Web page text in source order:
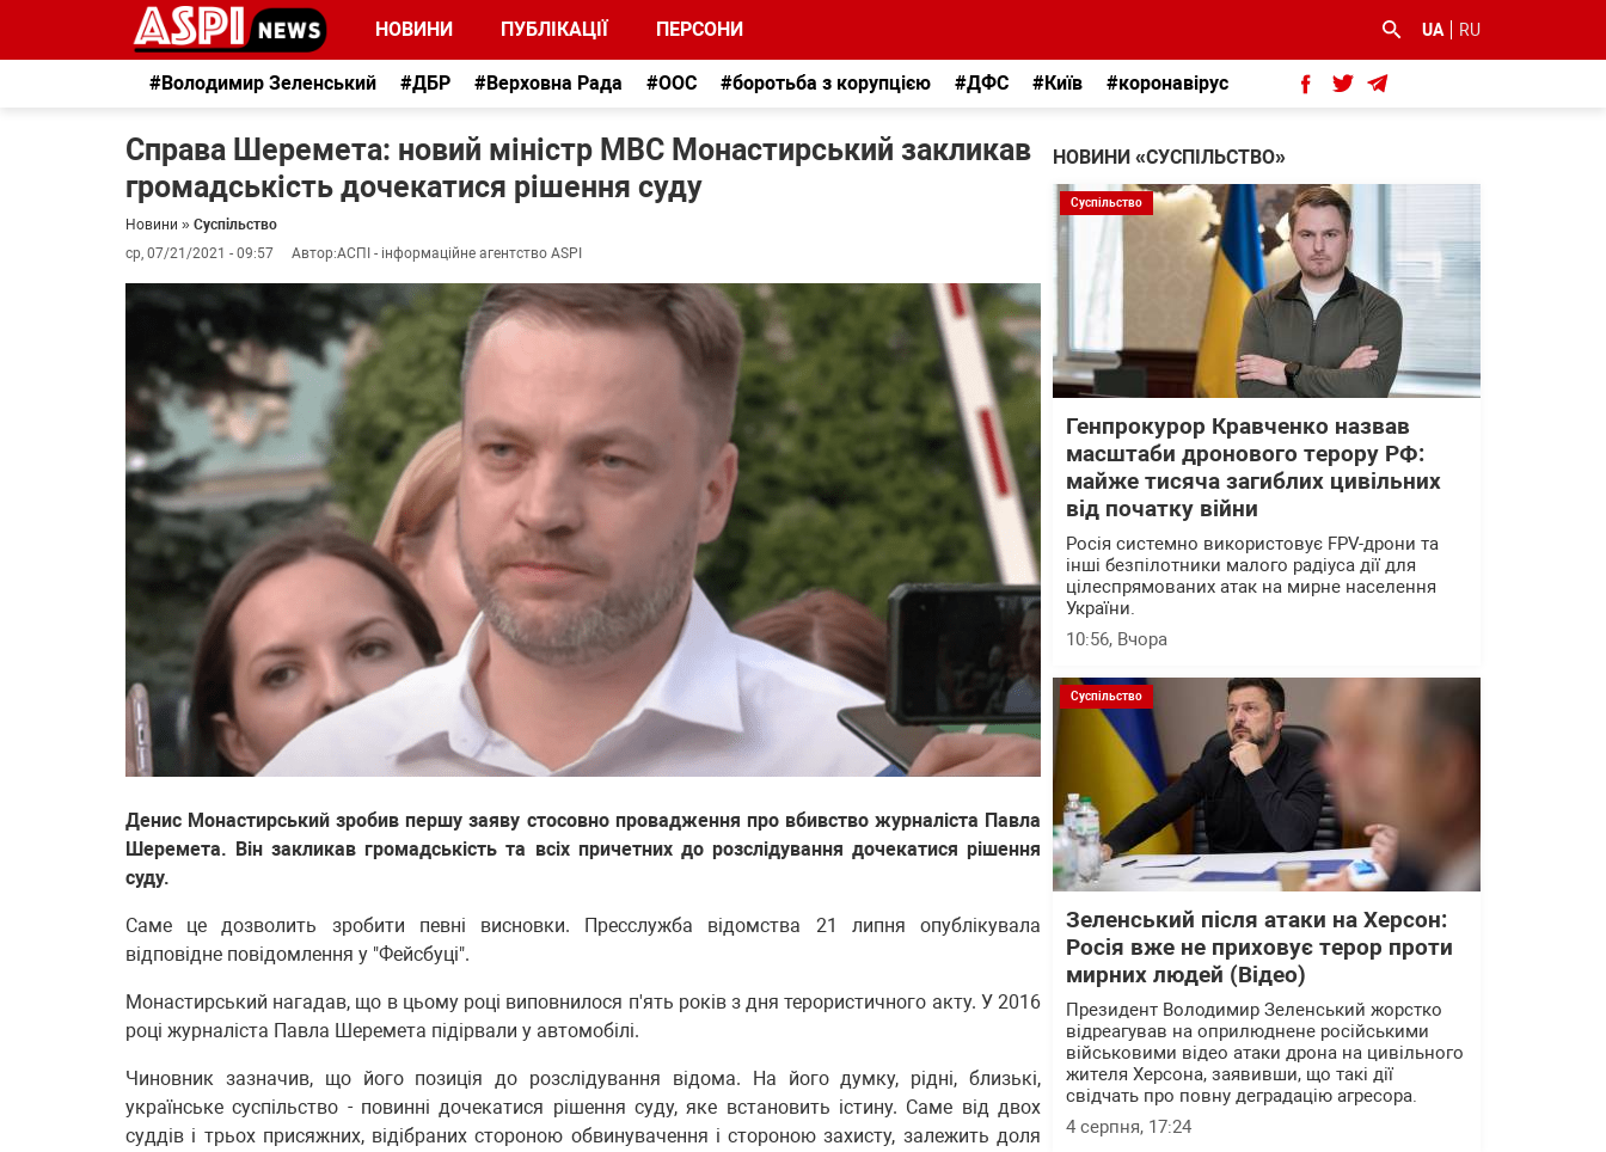
НОВИНИ ПУБЛІКАЦІЇ ПЕРСОНИ UA RU
#Володимир Зеленський #ДБР #Верховна Рада #ООС #боротьба з корупцією #ДФС #Київ #коронавірус
Справа Шеремета: новий міністр МВС Монастирський закликав
громадськість дочекатися рішення суду
Новини » Суспільство
ср, 07/21/2021 - 09:57
Автор:АСПІ - інформаційне агентство ASPI
Денис Монастирський зробив першу заяву стосовно провадження про вбивство журналіста Павла
Шеремета. Він закликав громадськість та всіх причетних до розслідування дочекатися рішення
суду.
Саме це дозволить зробити певні висновки. Пресслужба відомства 21 липня опублікувала
відповідне повідомлення у "Фейсбуці".
Монастирський нагадав, що в цьому році виповнилося п'ять років з дня терористичного акту. У 2016
році журналіста Павла Шеремета підірвали у автомобілі.
Чиновник зазначив, що його позиція до розслідування відома. На його думку, рідні, близькі,
українське суспільство - повинні дочекатися рішення суду, яке встановить істину. Саме від двох
суддів і трьох присяжних, відібраних стороною обвинувачення і стороною захисту, залежить доля
НОВИНИ «СУСПІЛЬСТВО»
Суспільство
Генпрокурор Кравченко назвав
масштаби дронового терору РФ:
майже тисяча загиблих цивільних
від початку війни
Росія системно використовує FPV-дрони та
інші безпілотники малого радіуса дії для
цілеспрямованих атак на мирне населення
України.
10:56, Вчора
Суспільство
Зеленський після атаки на Херсон:
Росія вже не приховує терор проти
мирних людей (Відео)
Президент Володимир Зеленський жорстко
відреагував на оприлюднене російськими
військовими відео атаки дрона на цивільного
жителя Херсона, заявивши, що такі дії
свідчать про повну деградацію агресора.
4 серпня, 17:24